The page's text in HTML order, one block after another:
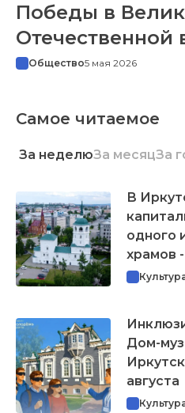
Победы в
Отечественной
Общество5 мая 2026
Самое читаемое
За неделюЗа месяцЗа
В
одного
храмов
Дом-
августа